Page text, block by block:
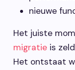
nieuwe
Het juiste
migratie is
Het ontstaat